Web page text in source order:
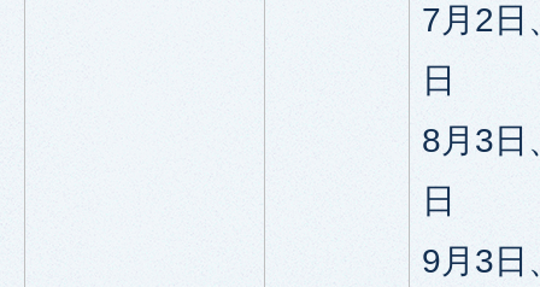
7月2日
日
8月3日
日
9月3日